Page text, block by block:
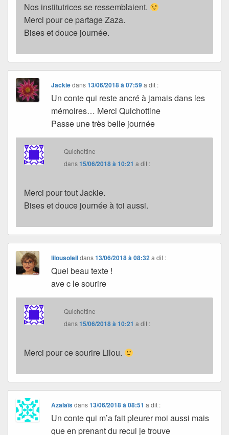
Nos institutrices se ressemblaient.
Merci pour ce partage Zaza.
Bises et douce journée.
Jackiedans13/06/2018 à 07:59 a dit :
Un conte qui reste ancré à jamais dans les
mémoires… Merci Quichottine
Passe une très belle journée
Quichottine
dans15/06/2018 à 10:21 a dit :
Merci pour tout Jackie.
Bises et douce journée à toi aussi.
lilousoleildans13/06/2018 à 08:32 a dit :
Quel beau texte !
ave c le sourire
Quichottine
dans15/06/2018 à 10:21 a dit :
Merci pour ce sourire Lilou.
Azalaïsdans13/06/2018 à 08:51 a dit :
Un conte qui m’a fait pleurer moi aussi mais
que en prenant du recul je trouve